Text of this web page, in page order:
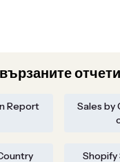
отчети
Report
Sales by
Shopify